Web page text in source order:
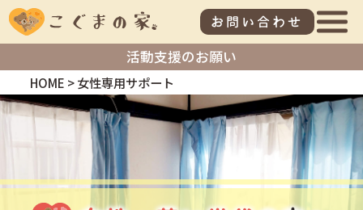
お問い合わせ
活動支援のお願い
HOME >女性専用サポート